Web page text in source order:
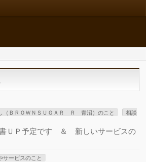
（ＢＲＯＷＮＳＵＧＡＲ Ｒ 青沼）のこと
相談
ＵＰ予定です ＆ 新しいサービスの
サービスのこと